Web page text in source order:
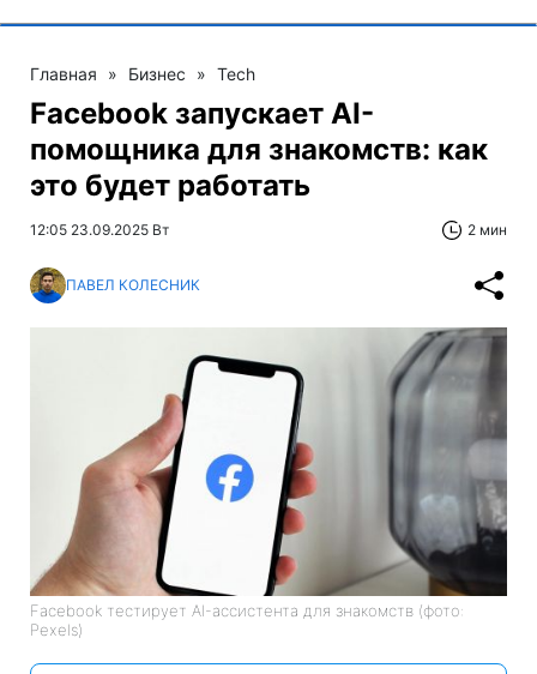
Главная » Бизнес » Tech
Facebook запускает AI-
помощника для знакомств: как
это будет работать
12:05 23.09.2025 Вт 2 мин
ПАВЕЛ КОЛЕСНИК
Facebook тестирует AI-ассистента для знакомств (фото:
Pexels)